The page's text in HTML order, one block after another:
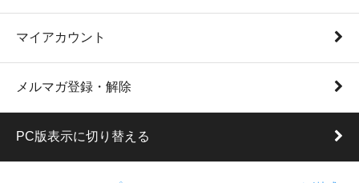
マイアカウント
メルマガ登録・解除
PC版表示に切り替える